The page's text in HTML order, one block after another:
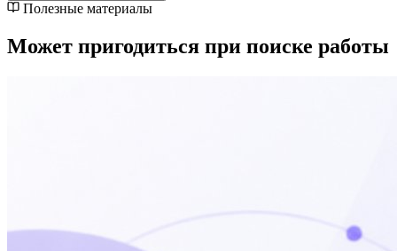
Полезные материалы
Может пригодиться при поиске работы